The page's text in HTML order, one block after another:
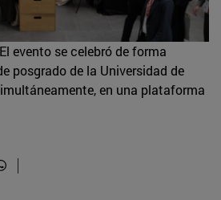
evento se celebró de forma
posgrado de la Universidad de
en una plataforma